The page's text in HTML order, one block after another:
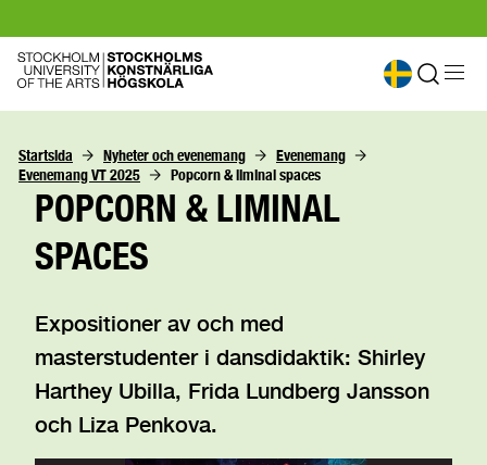
Startsida Nyheter och evenemang
Evenemang
Evenemang VT 2025
Popcorn & liminal spaces
POPCORN & LIMINAL
SPACES
Expositioner av och med
masterstudenter i dansdidaktik: Shirley
Harthey Ubilla, Frida Lundberg Jansson
och Liza Penkova.